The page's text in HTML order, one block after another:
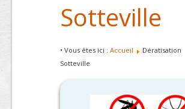
Sotteville
• Vous êtes ici : Accueil
Dératisation
Sotteville